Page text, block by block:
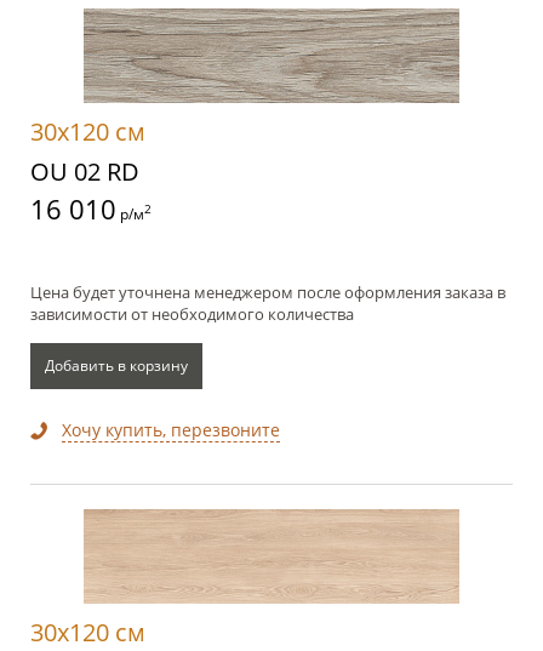
30x120 см
OU 02 RD
16 010 р/м2
Цена будет уточнена менеджером после оформления заказа в
зависимости от необходимого количества
Добавить в корзину
Хочу купить, перезвоните
30x120 см